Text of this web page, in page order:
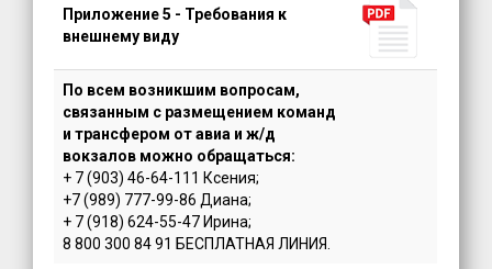
Приложение 5 - Требования к
внешнему виду
По всем возникшим вопросам,
связанным с размещением команд
и трансфером от авиа и ж/д
вокзалов можно обращаться:
+ 7 (903) 46-64-111 Ксения;
+7 (989) 777-99-86 Диана;
+ 7 (918) 624-55-47 Ирина;
8 800 300 84 91 БЕСПЛАТНАЯ ЛИНИЯ.